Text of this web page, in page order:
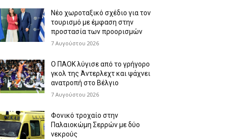
Νέο χωροταξικό σχέδιο για τον
τουρισμό με έμφαση στην
προστασία των προορισμών
7 Αυγούστου 2026
Ο ΠΑΟΚ λύγισε από το γρήγορο
γκολ της Άντερλεχτ και ψάχνει
ανατροπή στο Βέλγιο
7 Αυγούστου 2026
Φονικό τροχαίο στην
Παλαιοκώμη Σερρών με δύο
νεκρούς